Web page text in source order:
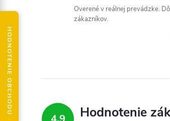
Overené v reálnej prevádzke.
zákazníkov.
Hodnotenie
HODNOTENIE OBCHODU